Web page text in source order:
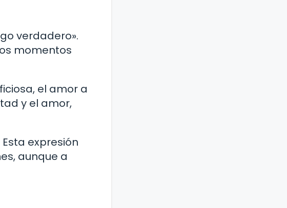
verdadero».
momentos
el amor a
y el amor,
expresión
aunque a